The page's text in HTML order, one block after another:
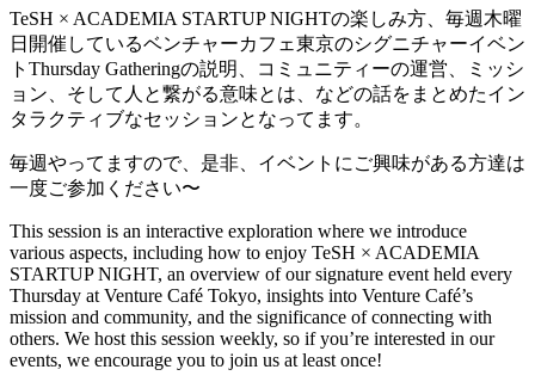
■オンライン参加方法について
セッション一覧に表示される 「Join Remotely」ボタン
より
参加いただけます。
Thursday Gathering開始時間になりましたら、セッション枠の
そのボタンをクリック後、オンライン参加いただけます。
「Register for Event」ボタンより参加登録をお願いいたしま
す。
■ How to Join Online
You can join the session by clickingthe “Join Remotely” button
shown in the session list below.
TeSH × ACADEMIA STARTUP NIGHTの楽しみ方、毎週木曜
日開催しているベンチャーカフェ東京のシグニチャーイベン
トThursday Gatheringの説明、コミュニティーの運営、ミッシ
ョン、そして人と繋がる意味とは、などの話をまとめたイン
タラクティブなセッションとなってます。
毎週やってますので、是非、イベントにご興味がある方達は
一度ご参加ください〜
This session is an interactive exploration where we introduce
various aspects, including how to enjoy TeSH × ACADEMIA
STARTUP NIGHT, an overview of our signature event held every
Thursday at Venture Café Tokyo, insights into Venture Café’s
mission and community, and the significance of connecting with
others. We host this session weekly, so if you’re interested in our
events, we encourage you to join us at least once!